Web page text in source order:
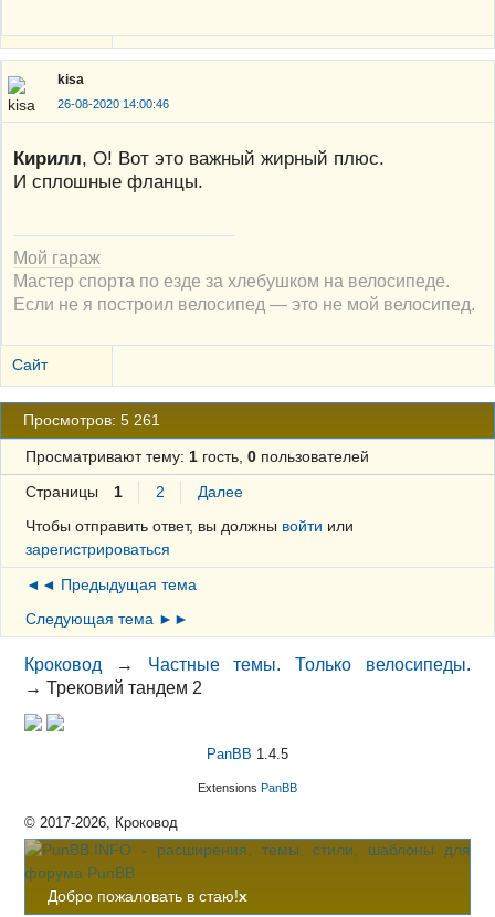
kisa
26-08-2020 14:00:46
Кирилл, О! Вот это важный жирный плюс.
И сплошные фланцы.
Мой гараж
Мастер спорта по езде за хлебушком на велосипеде.
Если не я построил велосипед — это не мой велосипед.
Сайт
Просмотров: 5 261
Просматривают тему: 1гость, 0пользователей
Страницы 1 2
Далее
Чтобы отправить ответ, вы должны войти или
зарегистрироваться
◄◄ Предыдущая тема
Следующая тема ►►
Кроковод → Частные темы. Только велосипеды.
→Трековий тандем 2
PanBB 1.4.5
Extensions PanBB
© 2017-2026, Кроковод
Добро пожаловать в стаю!x